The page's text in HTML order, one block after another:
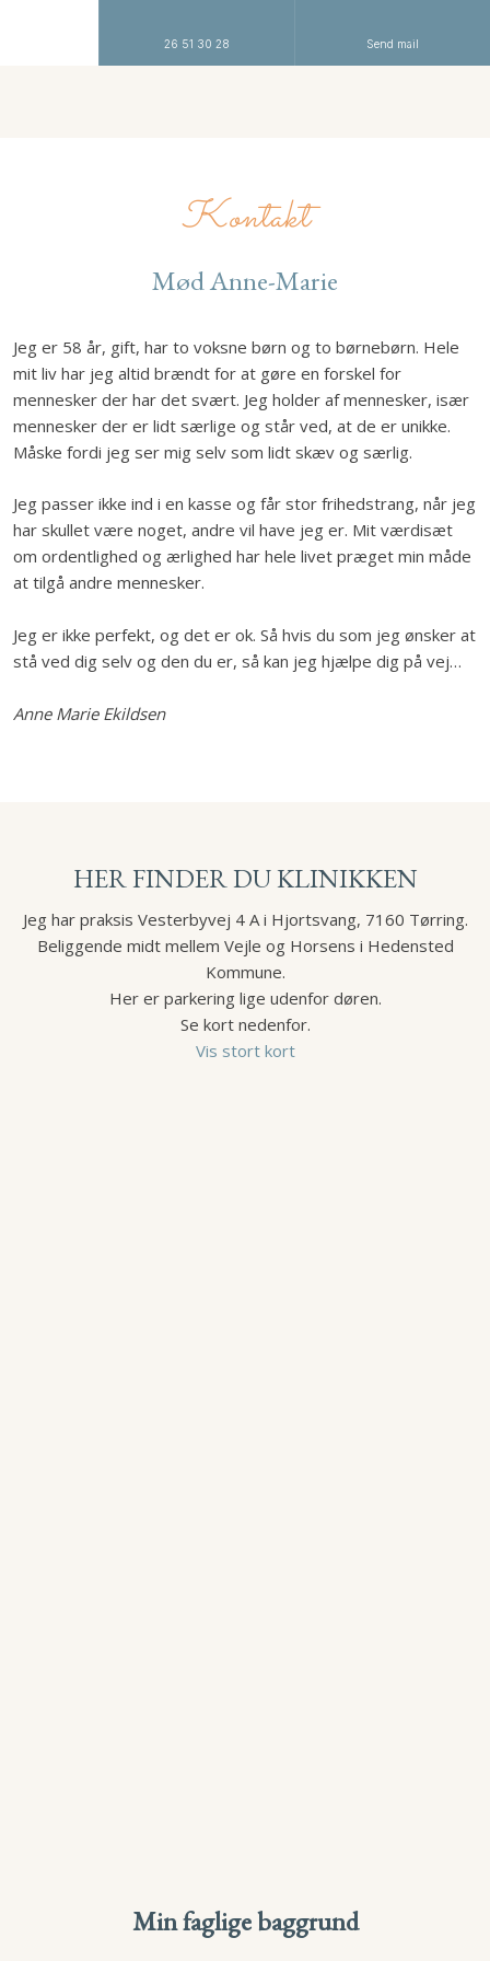
26 51 30 28 Send mail
Kontakt
Mød Anne-Marie
Jeg er 58 år, gift, har to voksne børn og to børnebørn. Hele
mit liv har jeg altid brændt for at gøre en forskel for
mennesker der har det svært. Jeg holder af mennesker, især
mennesker der er lidt særlige og står ved, at de er unikke.​
Måske fordi jeg ser mig selv som lidt skæv og særlig.
Jeg passer ikke ind i en kasse og får stor frihedstrang, når jeg
har skullet være noget, andre vil have jeg er. Mit værdisæt
om ordentlighed og ærlighed har hele livet præget min måde
at tilgå andre mennesker.​
Jeg er ikke perfekt, og det er ok. Så hvis du som jeg ønsker at
stå ved dig selv og den du er, så kan jeg hjælpe dig på vej…
Anne Marie Ekildsen
HER FINDER DU KLINIKKEN​​​
Jeg har praksis Vesterbyvej 4 A i Hjortsvang, 7160 Tørring.
Beliggende midt mellem Vejle og Horsens i Hedensted
Kommune.
Her er parkering lige udenfor døren.
Se kort nedenfor.
Vis stort kort
Min faglige baggrund